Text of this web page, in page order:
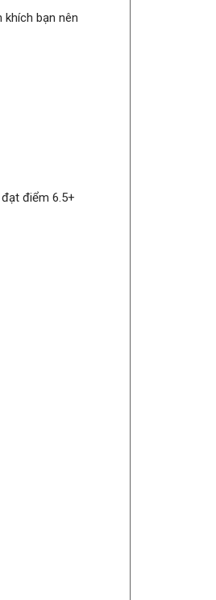
bạn nên
điểm 6.5+